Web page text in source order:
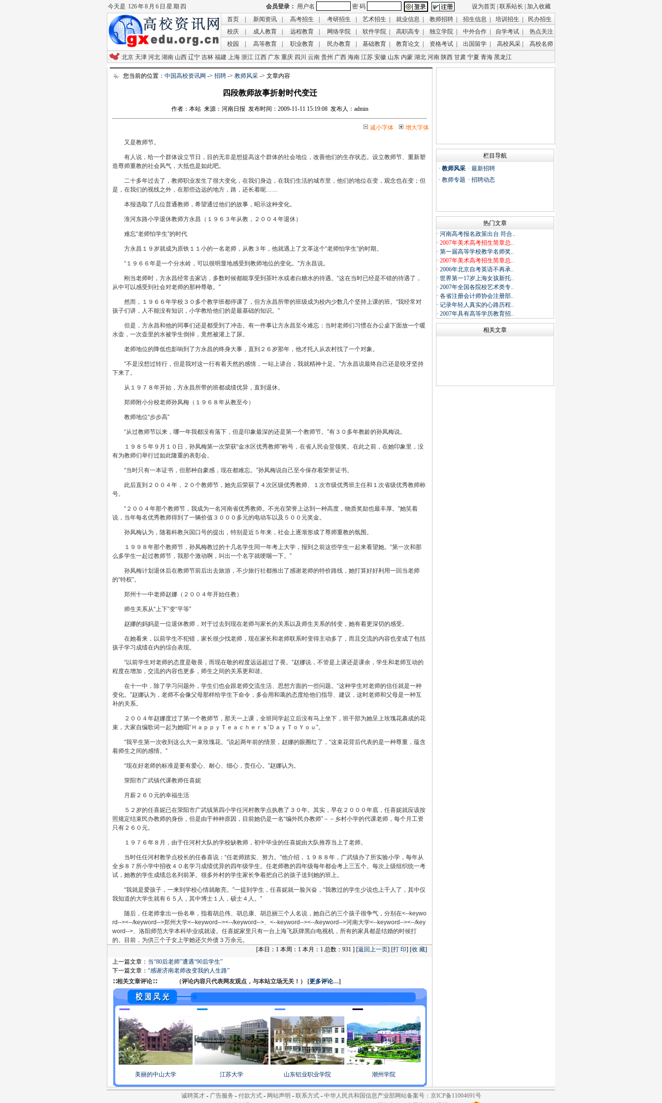
今天是 126 年 8 月 6 日 星 期 四 设为首页 联系站长
加入收藏
首页
新闻资讯 高考招生 考研招生 艺术招生 就业信息 教师招聘 招生信息 培训招生
民办招生
校庆
成人教育 远程教育 网络学院 软件学院 高职高专 独立学院 中外合作 自学考试
热点关注
校园
高等教育 职业教育 民办教育 基础教育 教育论文 资格考试 出国留学 高校风采
高校名师
北京 天津 河北 湖南 山西 辽宁 吉林 福建 上海 浙江 江西 广东 重庆 四川 云南 贵州 广西 海南 江苏 安徽 山东 内蒙 湖北 河南 陕西 甘肃 宁夏 青海 黑龙江
您当前的位置： 中国高校资讯网 -> 招聘 -> 教师风采 -> 文章内容
四段教师故事折射时代变迁
作者：本站 来源：河南日报 发布时间：2009-11-11 15:19:08 发布人：admin
减小字体 增大字体
又是教师节。
有人说，给一个群体设立节日，目的无非是想提高这个群体的社会地位，改善他们的生存状态。设立教师节、重新塑
造尊师重教的社会风气，大抵也是如此吧。
二十多年过去了，教师职业发生了很大变化，在我们身边，在我们生活的城市里，他们的地位在变，观念也在变；但
是，在我们的视线之外，在那些边远的地方，路，还长着呢……
本报选取了几位普通教师，希望通过他们的故事，昭示这种变化。
淮河东路小学退休教师方永昌（１９６３年从教，２００４年退休）
难忘“老师怕学生”的时代
方永昌１９岁就成为原铁１１小的一名老师，从教３年，他就遇上了文革这个“老师怕学生”的时期。
“１９６６年是一个分水岭，可以很明显地感受到教师地位的变化。”方永昌说。
刚当老师时，方永昌经常去家访，多数时候都能享受到茶叶水或者白糖水的待遇。“这在当时已经是不错的待遇了，
从中可以感受到社会对老师的那种尊敬。”
然而，１９６６年学校３０多个教学班都停课了，但方永昌所带的班级成为校内少数几个坚持上课的班。“我经常对
孩子们讲，人不能没有知识，小学教给他们的是最基础的知识。”
但是，方永昌和他的同事们还是都受到了冲击。有一件事让方永昌至今难忘：当时老师们习惯在办公桌下面放一个暖
水壶，一次壶里的水被学生倒掉，竟然被灌上了尿。
老师地位的降低也影响到了方永昌的终身大事，直到２６岁那年，他才托人从农村找了一个对象。
“不是没想过转行，但是我对这一行有着天然的感情，一站上讲台，我就精神十足。”方永昌说最终自己还是咬牙坚持
下来了。
从１９７８年开始，方永昌所带的班都成绩优异，直到退休。
郑师附小分校老师孙凤梅（１９６８年从教至今）
教师地位“步步高”
“从过教师节以来，哪一年我都没有落下，但是印象最深的还是第一个教师节。”有３０多年教龄的孙凤梅说。
１９８５年９月１０日，孙凤梅第一次荣获“金水区优秀教师”称号，在省人民会堂领奖。在此之前，在她印象里，没
有为教师们举行过如此隆重的表彰会。
“当时只有一本证书，但那种自豪感，现在都难忘。”孙凤梅说自己至今保存着荣誉证书。
此后直到２００４年，２０个教师节，她先后荣获了４次区级优秀教师、１次市级优秀班主任和１次省级优秀教师称
号。
“２００４年那个教师节，我成为一名河南省优秀教师。不光在荣誉上达到一种高度，物质奖励也最丰厚。”她笑着
说，当年每名优秀教师得到了一辆价值３０００多元的电动车以及５００元奖金。
孙凤梅认为，随着科教兴国口号的提出，特别是近５年来，社会上逐渐形成了尊师重教的氛围。
１９９８年那个教师节，孙凤梅教过的十几名学生同一年考上大学，报到之前这些学生一起来看望她。“第一次和那
么多学生一起过教师节，我那个激动啊，叫出一个名字就哽咽一下。”
孙凤梅计划退休后在教师节前后出去旅游，不少旅行社都推出了感谢老师的特价路线，她打算好好利用一回当老师
的“特权”。
郑州十一中老师赵娜（２００４年开始任教）
师生关系从“上下”变“平等”
赵娜的妈妈是一位退休教师，对于过去到现在老师与家长的关系以及师生关系的转变，她有着更深切的感受。
在她看来，以前学生不犯错，家长很少找老师，现在家长和老师联系时变得主动多了，而且交流的内容也变成了包括
孩子学习成绩在内的综合表现。
“以前学生对老师的态度是敬畏，而现在敬的程度远远超过了畏。”赵娜说，不管是上课还是课余，学生和老师互动的
程度在增加，交流的内容也更多，师生之间的关系更和谐。
在十一中，除了学习问题外，学生们也会跟老师交流生活、思想方面的一些问题。“这种学生对老师的信任就是一种
变化。”赵娜认为，老师不会像父母那样给学生下命令，多会用和蔼的态度给他们指导、建议，这时老师和父母是一种互
补的关系。
２００４年赵娜度过了第一个教师节，那天一上课，全班同学起立后没有马上坐下，班干部为她呈上玫瑰花裹成的花
束，大家自编歌词一起为她唱“ＨａｐｐｙＴｅａｃｈｅｒｓ'ＤａｙＴｏＹｏｕ”。
“我平生第一次收到这么大一束玫瑰花。”说起两年前的情景，赵娜的眼圈红了，“这束花背后代表的是一种尊重，蕴含
着师生之间的感情。”
“现在好老师的标准是要有爱心、耐心、细心，责任心。”赵娜认为。
荥阳市广武镇代课教师任喜妮
月薪２６０元的幸福生活
５２岁的任喜妮已在荥阳市广武镇第四小学任河村教学点执教了３０年。其实，早在２０００年底，任喜妮就应该按
照规定结束民办教师的身份，但是由于种种原因，目前她仍是一名“编外民办教师”－－乡村小学的代课老师，每个月工资
只有２６０元。
１９７６年８月，由于任河村大队的学校缺教师，初中毕业的任喜妮由大队推荐当上了老师。
当时任任河村教学点校长的任春喜说：“任老师踏实、努力。”他介绍，１９８８年，广武镇办了所实验小学，每年从
全乡８７所小学中招收４０名学习成绩优异的四年级学生。任老师教的四年级每年都会考上三五个。每次上级组织统一考
试，她教的学生成绩总名列前茅。很多外村的学生家长争着把自己的孩子送到她的班上。
“我就是爱孩子，一来到学校心情就敞亮。”一提到学生，任喜妮就一脸兴奋，“我教过的学生少说也上千人了，其中仅
我知道的大学生就有６５人，其中博士１人，硕士４人。”
随后，任老师拿出一份名单，指着胡总伟、胡总康、胡总丽三个人名说，她自己的三个孩子很争气，分别在<--keywo
rd--><--/keyword-->郑州大学<--keyword--><--/keyword-->、<--keyword--><--/keyword-->河南大学<--keyword--><--/key
word-->、洛阳师范大学本科毕业或就读。任喜妮家里只有一台上海飞跃牌黑白电视机，所有的家具都是结婚的时候打
的。目前，为供三个子女上学她还欠外债３万余元。
[本日：1 本周：1 本月：1 总数：931 ] [返回上一页] [打 印] [收 藏]
上一篇文章： 当“80后老师”遭遇“90后学生”
下一篇文章： “感谢济南老师改变我的人生路”
∷相关文章评论∷ （评论内容只代表网友观点，与本站立场无关！） [更多评论…]
美丽的中山大学 江苏大学 山东铝业职业学院 潮州学院
栏目导航
· 教师风采 · 最新招聘
· 教师专题 · 招聘动态
热门文章
· 河南高考报名政策出台 符合..
· 2007年美术高考招生简章总..
· 第一届高等学校教学名师奖..
· 2007年美术高考招生简章总..
· 2006年北京自考英语不再承..
· 世界第一17岁上海女孩新托..
· 2007年全国各院校艺术类专..
· 各省注册会计师协会注册部..
· 记录年轻人真实的心路历程..
· 2007年具有高等学历教育招..
相关文章
诚聘英才- 广告服务 - 付款方式- 网站声明 - 联系方式- 中华人民共和国信息产业部网站备案号：京ICP备11004691号